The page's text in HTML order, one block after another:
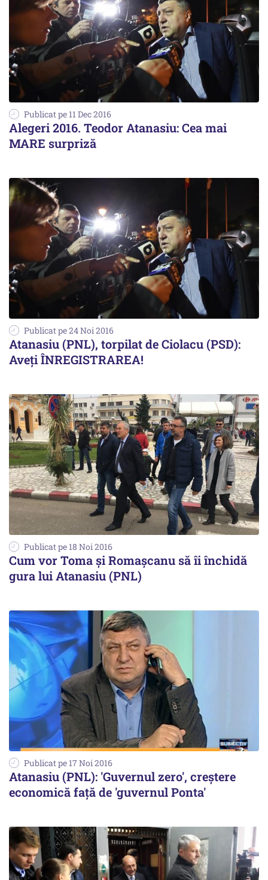
Publicat pe 11 Dec 2016
Alegeri 2016. Teodor Atanasiu: Cea mai
MARE surpriză
Publicat pe 24 Noi 2016
Atanasiu (PNL), torpilat de Ciolacu (PSD):
Aveți ÎNREGISTRAREA!
Publicat pe 18 Noi 2016
Cum vor Toma și Romașcanu să îi închidă
gura lui Atanasiu (PNL)
Publicat pe 17 Noi 2016
Atanasiu (PNL): 'Guvernul zero', creştere
economică față de 'guvernul Ponta'